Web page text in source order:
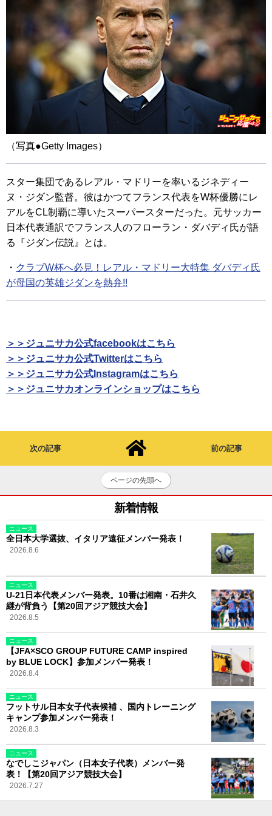
（写真●Getty Images）
スター集団であるレアル・マドリーを率いるジネディー
ヌ・ジダン監督。彼はかつてフランス代表をW杯優勝にレ
アルをCL制覇に導いたスーパースターだった。元サッカー
日本代表通訳でフランス人のフローラン・ダバディ氏が語
る『ジダン伝説』とは。
・ クラブW杯へ必見！レアル・マドリー大特集 ダバディ氏
が母国の英雄ジダンを熱弁!!
＞＞ジュニサカ公式facebookはこちら
＞＞ジュニサカ公式Twitterはこちら
＞＞ジュニサカ公式Instagramはこちら
＞＞ジュニサカオンラインショップはこちら
次の記事 前の記事
ページの先頭へ
新着情報
ニュース
全日本大学選抜、イタリア遠征メンバー発表！
2026.8.6
ニュース
U-21日本代表メンバー発表。10番は湘南・石井久
継が背負う【第20回アジア競技大会】
2026.8.5
ニュース
【JFA×SCO GROUP FUTURE CAMP inspired
by BLUE LOCK】参加メンバー発表！
2026.8.4
ニュース
フットサル日本女子代表候補 、国内トレーニング
キャンプ参加メンバー発表！
2026.8.3
ニュース
なでしこジャパン（日本女子代表）メンバー発
表！【第20回アジア競技大会】
2026.7.27